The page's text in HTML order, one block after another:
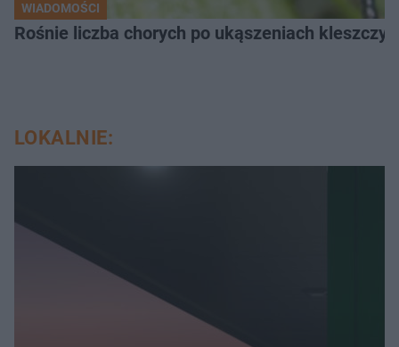
WIADOMOŚCI
Rośnie liczba chorych po ukąszeniach
LOKALNIE: